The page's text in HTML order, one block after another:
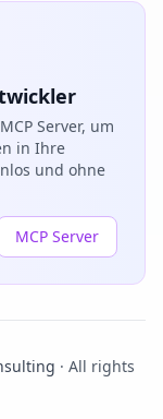
Server, um
in Ihre
und ohne
MCP Server
· All rights